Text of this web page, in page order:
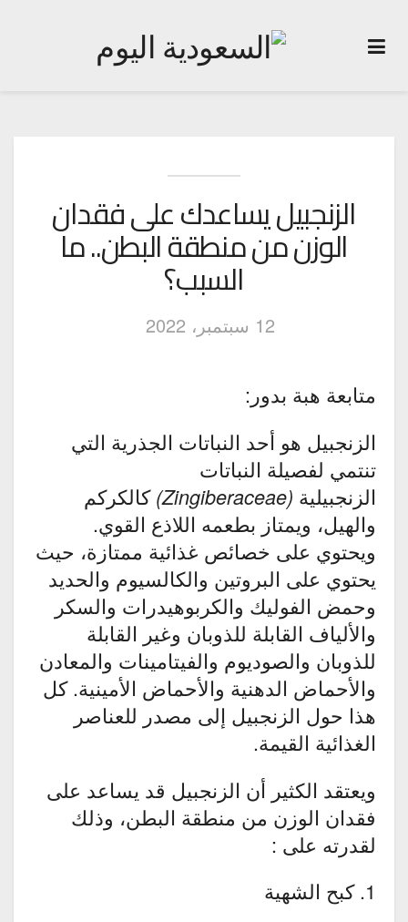
الزنجبيل يساعدك على فقدان
الوزن من منطقة البطن.. ما
السبب؟
12 سبتمبر، 2022
متابعة هبة بدور:
الزنجبيل هو أحد النباتات الجذرية التي
تنتمي لفصيلة النباتات
الزنجبيلية (Zingiberaceae)
كالكركم
والهيل، ويمتاز بطعمه اللاذع القوي.
ويحتوي على خصائص غذائية ممتازة، حيث
يحتوي على البروتين والكالسيوم والحديد
وحمض الفوليك والكربوهيدرات والسكر
والألياف القابلة للذوبان وغير القابلة
للذوبان والصوديوم والفيتامينات والمعادن
والأحماض الدهنية والأحماض الأمينية. كل
هذا حول الزنجبيل إلى مصدر للعناصر
الغذائية القيمة.
ويعتقد الكثير أن الزنجبيل قد يساعد على
فقدان الوزن من منطقة البطن، وذلك
لقدرته على :
1. كبح الشهية